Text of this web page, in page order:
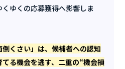
ゆくの応募獲得へ影響しま
倒くさい」は、候補者への認知
る機会を逃す、二重の“機会損